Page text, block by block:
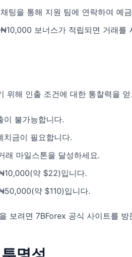
팅을 통해 지원 팀에 연락하여 예
보너스가 적립되면 거래를
위해 인출 조건에 대한 통찰력을 얻
이 불가능합니다.
치금이 필요합니다.
래 마일스톤을 달성하세요.
약 $22)입니다.
약 $110)입니다.
보려면 7BForex 공식 사이트를 방